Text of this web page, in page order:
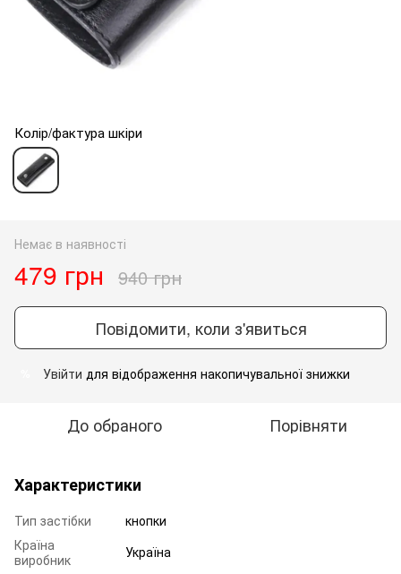
Колір/фактура шкіри
Немає в наявності
479 грн 940 грн
Повідомити, коли з'явиться
Увійти для відображення накопичувальної знижки
До обраного Порівняти
Характеристики
Тип застібки
кнопки
Країна
виробник
Україна